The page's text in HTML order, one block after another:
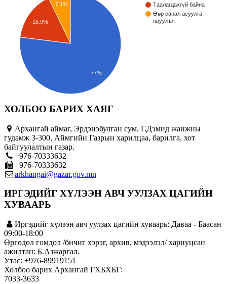
Таалагдахгүй байна
Өөр санал асуулга
явуулъя
7.1%
15.9%
77%
ХОЛБОО БАРИХ ХАЯГ
Архангай аймаг, Эрдэнэбулган сум, Г.Дэмид жанжны
гудамж 3-300, Аймгийн Газрын харилцаа, барилга, хот
байгуулалтын газар.
+976-70333632
+976-70333632
arkhangai@gazar.gov.mn
ИРГЭДИЙГ ХҮЛЭЭН АВЧ УУЛЗАХ ЦАГИЙН
ХУВААРЬ
Иргэдийг хүлээн авч уулзах цагийн хуваарь: Даваа - Баасан
09:00-18:00
Өргөдөл гомдол /бичиг хэрэг, архив, мэдээлэл/ хариуцсан
ажилтан: Б.Азжаргал.
Утас: +976-89919151
Холбоо барих Архангай ГХБХБГ:
7033-3633